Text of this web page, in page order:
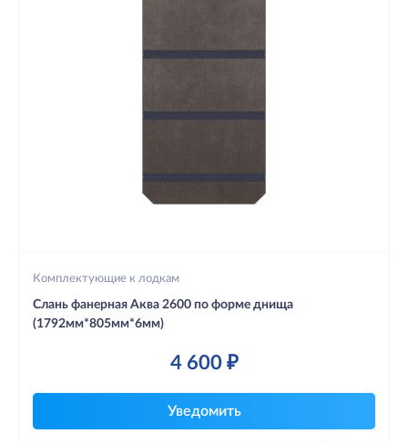
Комплектующие к лодкам
Слань фанерная Аква 2600 по форме днища
(1792мм*805мм*6мм)
4 600 ₽
Уведомить